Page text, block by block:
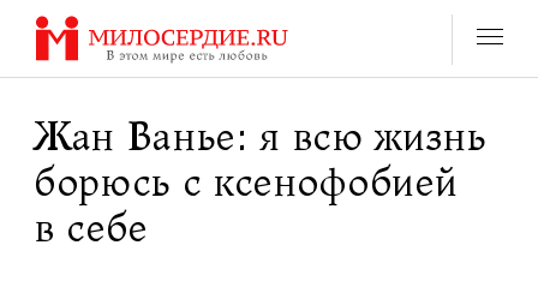
Перейти
содержанию
Жан Ванье: я всю жизнь
борюсь с ксенофобией
в себе